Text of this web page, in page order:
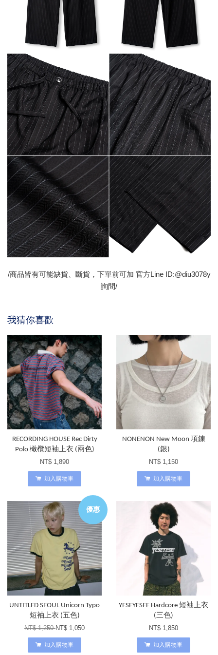
/商品皆有可能缺貨、斷貨，下單前可加 官方Line ID:@diu3078y
詢問/
我猜你喜歡
RECORDING HOUSE Rec Dirty
Polo 橄欖短袖上衣 (兩色)
NT$ 1,890
加入購物車
NONENON New Moon 項鍊
(銀)
NT$ 1,150
加入購物車
優惠
UNTITLED SEOUL Unicorn Typo
短袖上衣 (五色)
NT$ 1,250NT$ 1,050
加入購物車
YESEYESEE Hardcore 短袖上衣
(三色)
NT$ 1,850
加入購物車